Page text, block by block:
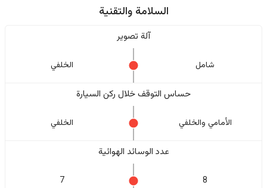
السلامة والتقنية
آلة تصوير
شامل الخلفي
حساس التوقف خلال ركن السيارة
الأمامي والخلفي الخلفي
عدد الوسائد الهوائية
8
7